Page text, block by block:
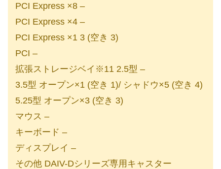
PCI Express ×8 –
PCI Express ×4 –
PCI Express ×1 3 (空き 3)
PCI –
拡張ストレージベイ※11 2.5型 –
3.5型 オープン×1 (空き 1)/ シャドウ×5 (空き 4)
5.25型 オープン×3 (空き 3)
マウス –
キーボード –
ディスプレイ –
その他 DAIV-Dシリーズ専用キャスター